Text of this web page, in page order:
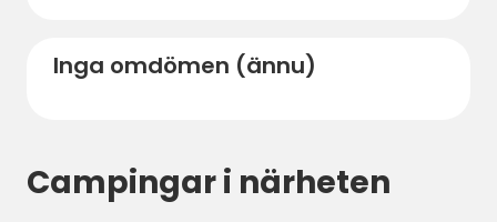
Inga omdömen (ännu)
Campingar i närheten